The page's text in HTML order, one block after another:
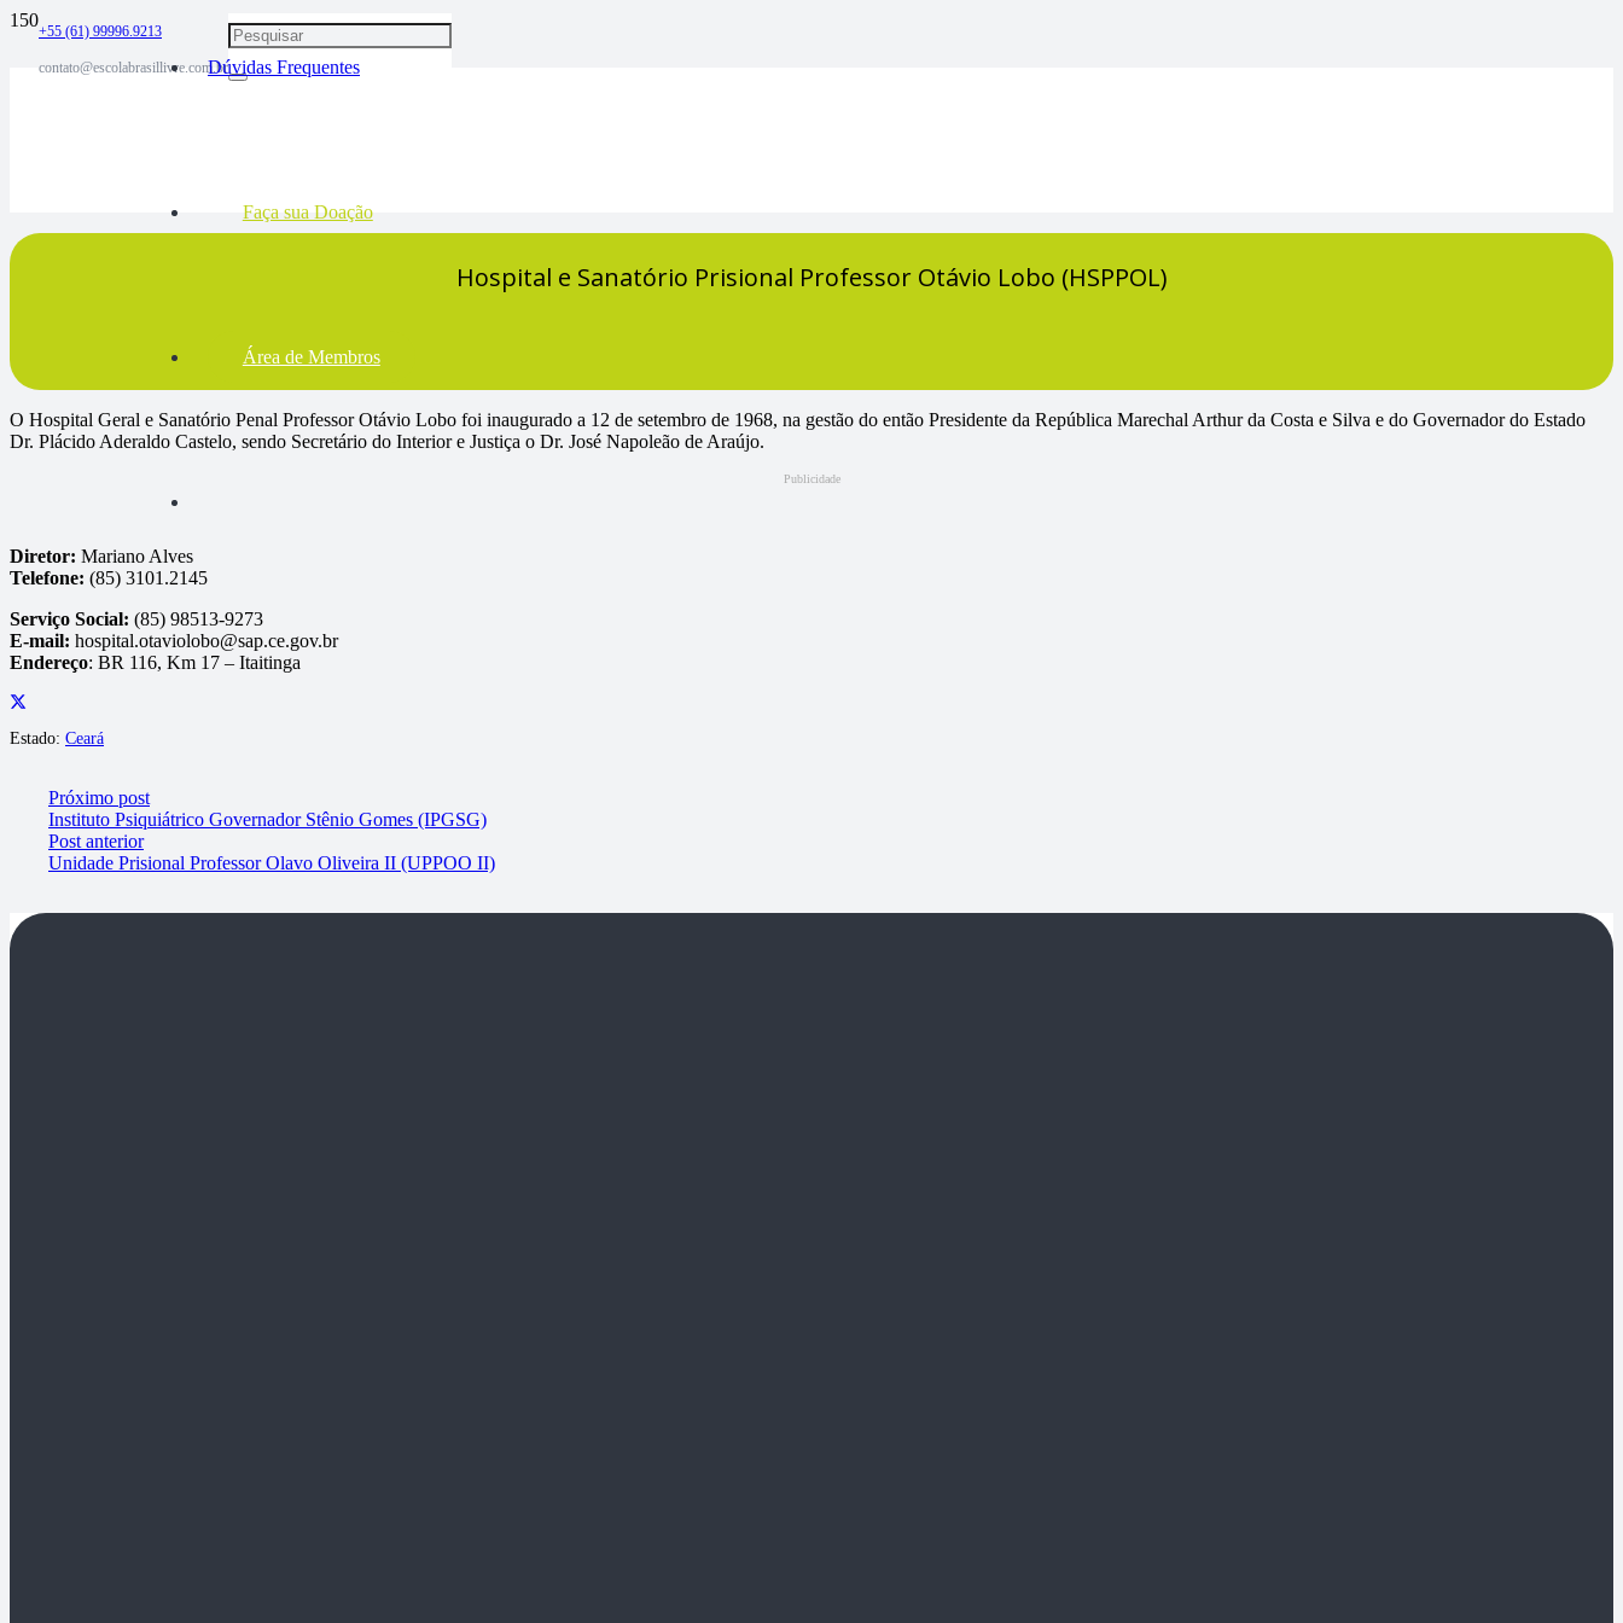
+55 (61) 99996.9213
contato@escolabrasillivre.com.brDúvidas Frequentes
Faça sua Doação
Área de Membros
Hospital e Sanatório Prisional Professor Otávio Lobo (HSPPOL)
O Hospital Geral e Sanatório Penal Professor Otávio Lobo foi inaugurado a 12 de setembro de 1968, na gestão do então Presidente da República Marechal Arthur da Costa e Silva e do Governador do Estado
Dr. Plácido Aderaldo Castelo, sendo Secretário do Interior e Justiça o Dr. José Napoleão de Araújo.
Publicidade
Diretor: Mariano Alves
Telefone: (85) 3101.2145
Serviço Social: (85) 98513-9273
E-mail: hospital.otaviolobo@sap.ce.gov.br
Endereço: BR 116, Km 17 – Itaitinga
Estado: Ceará
Próximo post
Instituto Psiquiátrico Governador Stênio Gomes (IPGSG)
Post anterior
Unidade Prisional Professor Olavo Oliveira II (UPPOO II)